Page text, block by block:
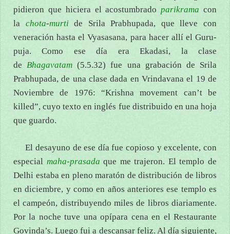
pidieron que hiciera el acostumbradoparikrama con
la chota-murti de Srila Prabhupada, que lleve con
veneración hasta el Vyasasana, para hacer allí el Guru-
puja. Como ese día era Ekadasi, la clase
deBhagavatam (5.5.32) fue una grabación de Srila
Prabhupada, de una clase dada en Vrindavana el 19 de
Noviembre de 1976: “Krishna movement can’t be
killed”, cuyo texto en inglés fue distribuido en una hoja
que guardo.
El desayuno de ese día fue copioso y excelente, con
especial maha-prasada que me trajeron. El templo de
Delhi estaba en pleno maratón de distribución de libros
en diciembre, y como en años anteriores ese templo es
el campeón, distribuyendo miles de libros diariamente.
Por la noche tuve una opípara cena en el Restaurante
Govinda’s. Luego fui a descansar feliz. Al día siguiente,